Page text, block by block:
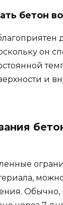
бетон
он
и
Обычно,